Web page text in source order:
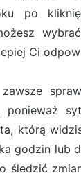
po
Ci
ponieważ
którą
godzin lub
śledzić